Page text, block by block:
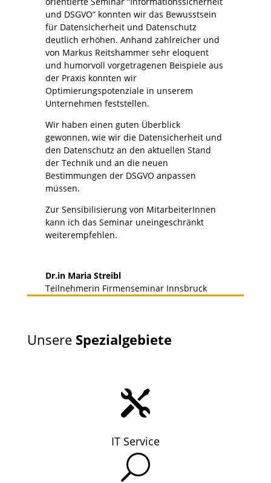
und DSGVO” konnten wir das Bewusstsein
für Datensicherheit und Datenschutz
deutlich erhöhen. Anhand zahlreicher und
von Markus Reitshammer sehr eloquent
und humorvoll vorgetragenen Beispiele aus
der Praxis konnten wir
Optimierungspotenziale in unserem
Unternehmen feststellen.
Wir haben einen guten Überblick
gewonnen, wie wir die Datensicherheit und
den Datenschutz an den aktuellen Stand
der Technik und an die neuen
Bestimmungen der DSGVO anpassen
müssen.
Zur Sensibilisierung von MitarbeiterInnen
kann ich das Seminar uneingeschränkt
weiterempfehlen.
Dr.in Maria Streibl
Teilnehmerin Firmenseminar Innsbruck
Unsere Spezialgebiete

IT Service
U